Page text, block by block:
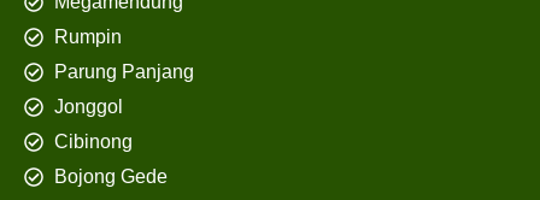
Rumpin
Parung Panjang
Jonggol
Cibinong
Bojong Gede